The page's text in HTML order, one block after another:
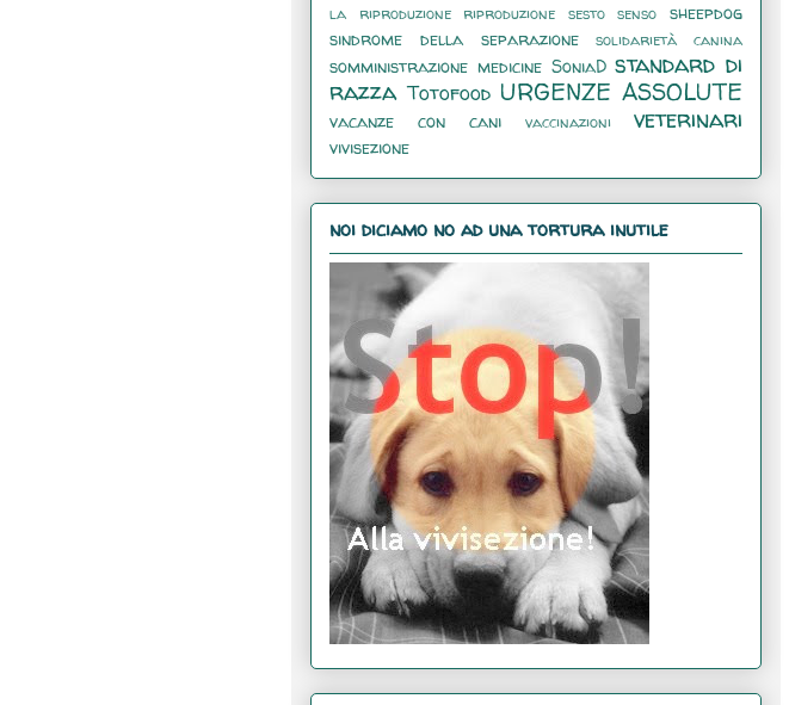
la riproduzione
riproduzione sesto senso
sheepdog
sindrome della separazione
solidarietà canina
somministrazione medicine SoniaD standard di
razza Totofood URGENZE ASSOLUTE
vacanze con cani vaccinazioni veterinari
vivisezione
noi diciamo no ad una tortura inutile